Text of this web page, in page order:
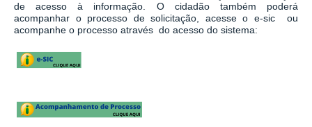
de acesso à informação. O cidadão também poderá
acompanhar o processo de solicitação, acesse o e-sic ou
acompanhe o processo através do acesso do sistema: